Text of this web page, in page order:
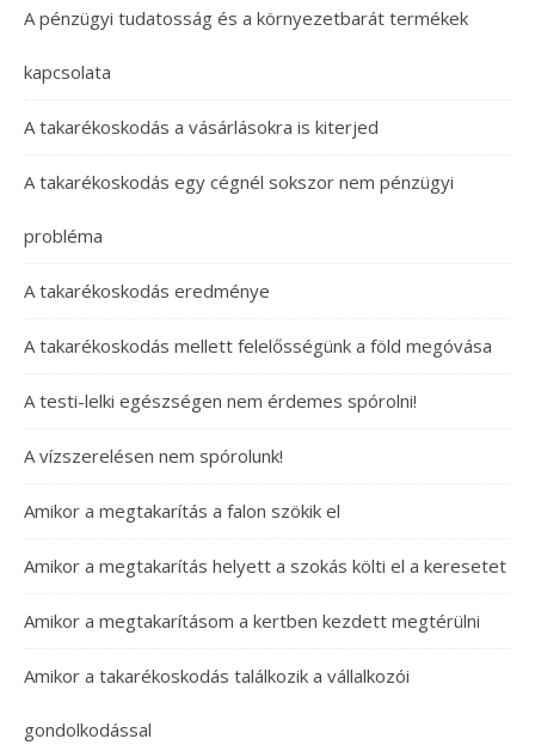
A pénzügyi tudatosság és a környezetbarát termékek
kapcsolata
A takarékoskodás a vásárlásokra is kiterjed
A takarékoskodás egy cégnél sokszor nem pénzügyi
probléma
A takarékoskodás eredménye
A takarékoskodás mellett felelősségünk a föld megóvása
A testi-lelki egészségen nem érdemes spórolni!
A vízszerelésen nem spórolunk!
Amikor a megtakarítás a falon szökik el
Amikor a megtakarítás helyett a szokás költi el a keresetet
Amikor a megtakarításom a kertben kezdett megtérülni
Amikor a takarékoskodás találkozik a vállalkozói
gondolkodással